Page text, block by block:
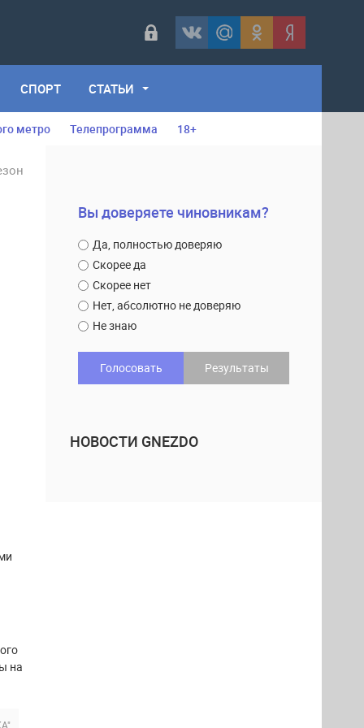
СПОРТ СТАТЬИ
метро Телепрограмма 18+
на
Вы доверяете чиновникам?
Да, полностью доверяю
Скорее да
Скорее нет
Нет, абсолютно не доверяю
Не знаю
Голосовать Результаты
НОВОСТИ GNEZDO